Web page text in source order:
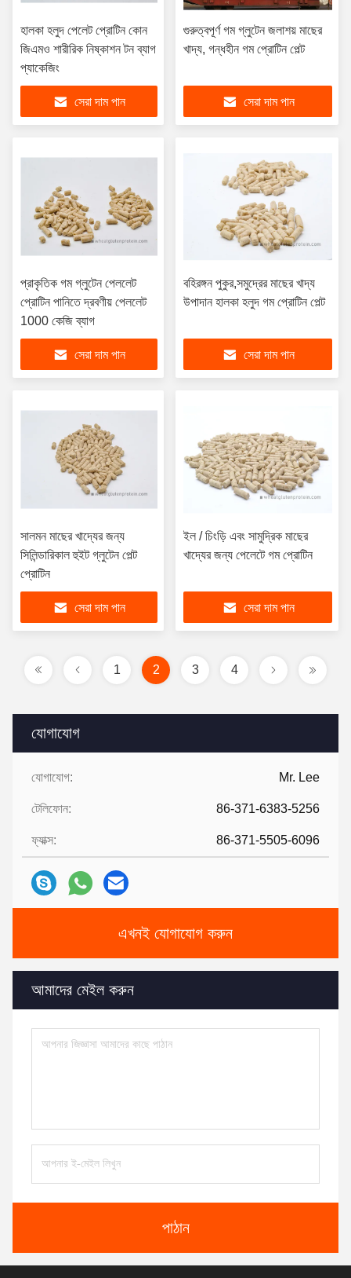
যোগাযোগ
যোগাযোগ: Mr. Lee
টেলিফোন: 86-371-6383-5256
ফ্যাক্স: 86-371-5505-6096
এখনই যোগাযোগ করুন
আমাদের মেইল করুন
পাঠান
হালকা হলুদ পেলেট প্রোটিন কোন
জিএমও শারীরিক নিষ্কাশন টন ব্যাগ
প্যাকেজিং
সেরা দাম পান
গুরুত্বপূর্ণ গম গ্লুটেন জলাশয় মাছের
খাদ্য, গন্ধহীন গম প্রোটিন পেল্ট
সেরা দাম পান
প্রাকৃতিক গম গ্লুটেন পেললেট
প্রোটিন পানিতে দ্রবণীয় পেললেট
1000 কেজি ব্যাগ
সেরা দাম পান
বহিরঙ্গন পুকুর,সমুদ্রের মাছের খাদ্য
উপাদান হালকা হলুদ গম প্রোটিন পেল্ট
সেরা দাম পান
সালমন মাছের খাদ্যের জন্য
সিলিন্ডারিকাল হুইট গ্লুটেন পেল্ট
প্রোটিন
সেরা দাম পান
ইল / চিংড়ি এবং সামুদ্রিক মাছের
খাদ্যের জন্য পেলেটে গম প্রোটিন
সেরা দাম পান
1 2 3 4